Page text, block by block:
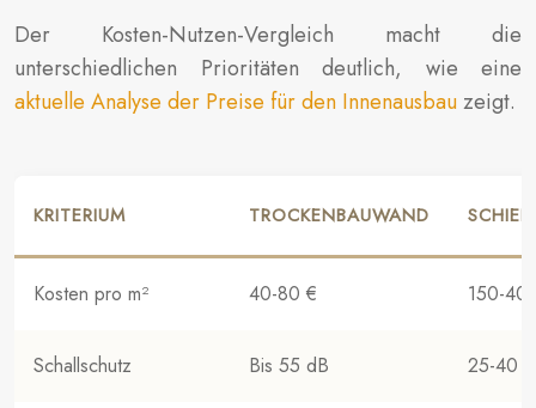
Der Kosten-Nutzen-Vergleich macht die
unterschiedlichen Prioritäten deutlich, wie eine
aktuelle Analyse der Preise für den Innenausbauzeigt.
KRITERIUM TROCKENBAUWAND
Kosten pro m² 40-80 € 150-
Schallschutz Bis 55 dB 25-40